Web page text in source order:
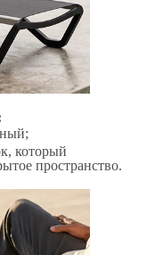
который
пространство.